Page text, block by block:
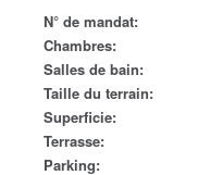
N° de mandat:
Chambres:
Salles de bain:
Taille du terrain:
Superficie:
Terrasse:
Parking: